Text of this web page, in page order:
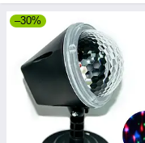
–30%